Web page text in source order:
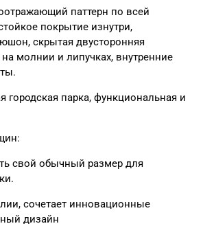
паттерн по всей
покрытие изнутри,
скрытая двусторонняя
молнии и липучках, внутренние
городская парка, функциональная и
свой обычный размер для
сочетает инновационные
дизайн